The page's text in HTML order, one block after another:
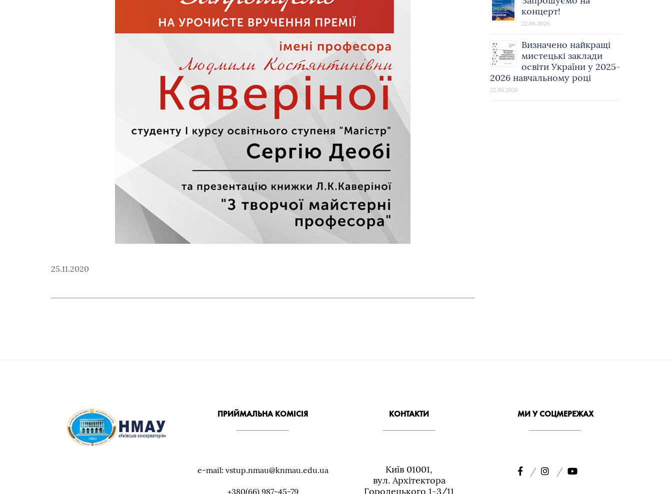
25.11.2020
концерт!
22.06.2026
Визначено найкращі
мистецькі заклади
освіти України у 2025-
2026 навчальному році
22.06.2026
ПРИЙМАЛЬНА КОМІСІЯ
e-mail: vstup.nmau@knmau.edu.ua
+380(66) 987-45-79
КОНТАКТИ
Київ 01001,
вул. Архiтектора
Городецького 1-3/11
МИ У СОЦМЕРЕЖАХ